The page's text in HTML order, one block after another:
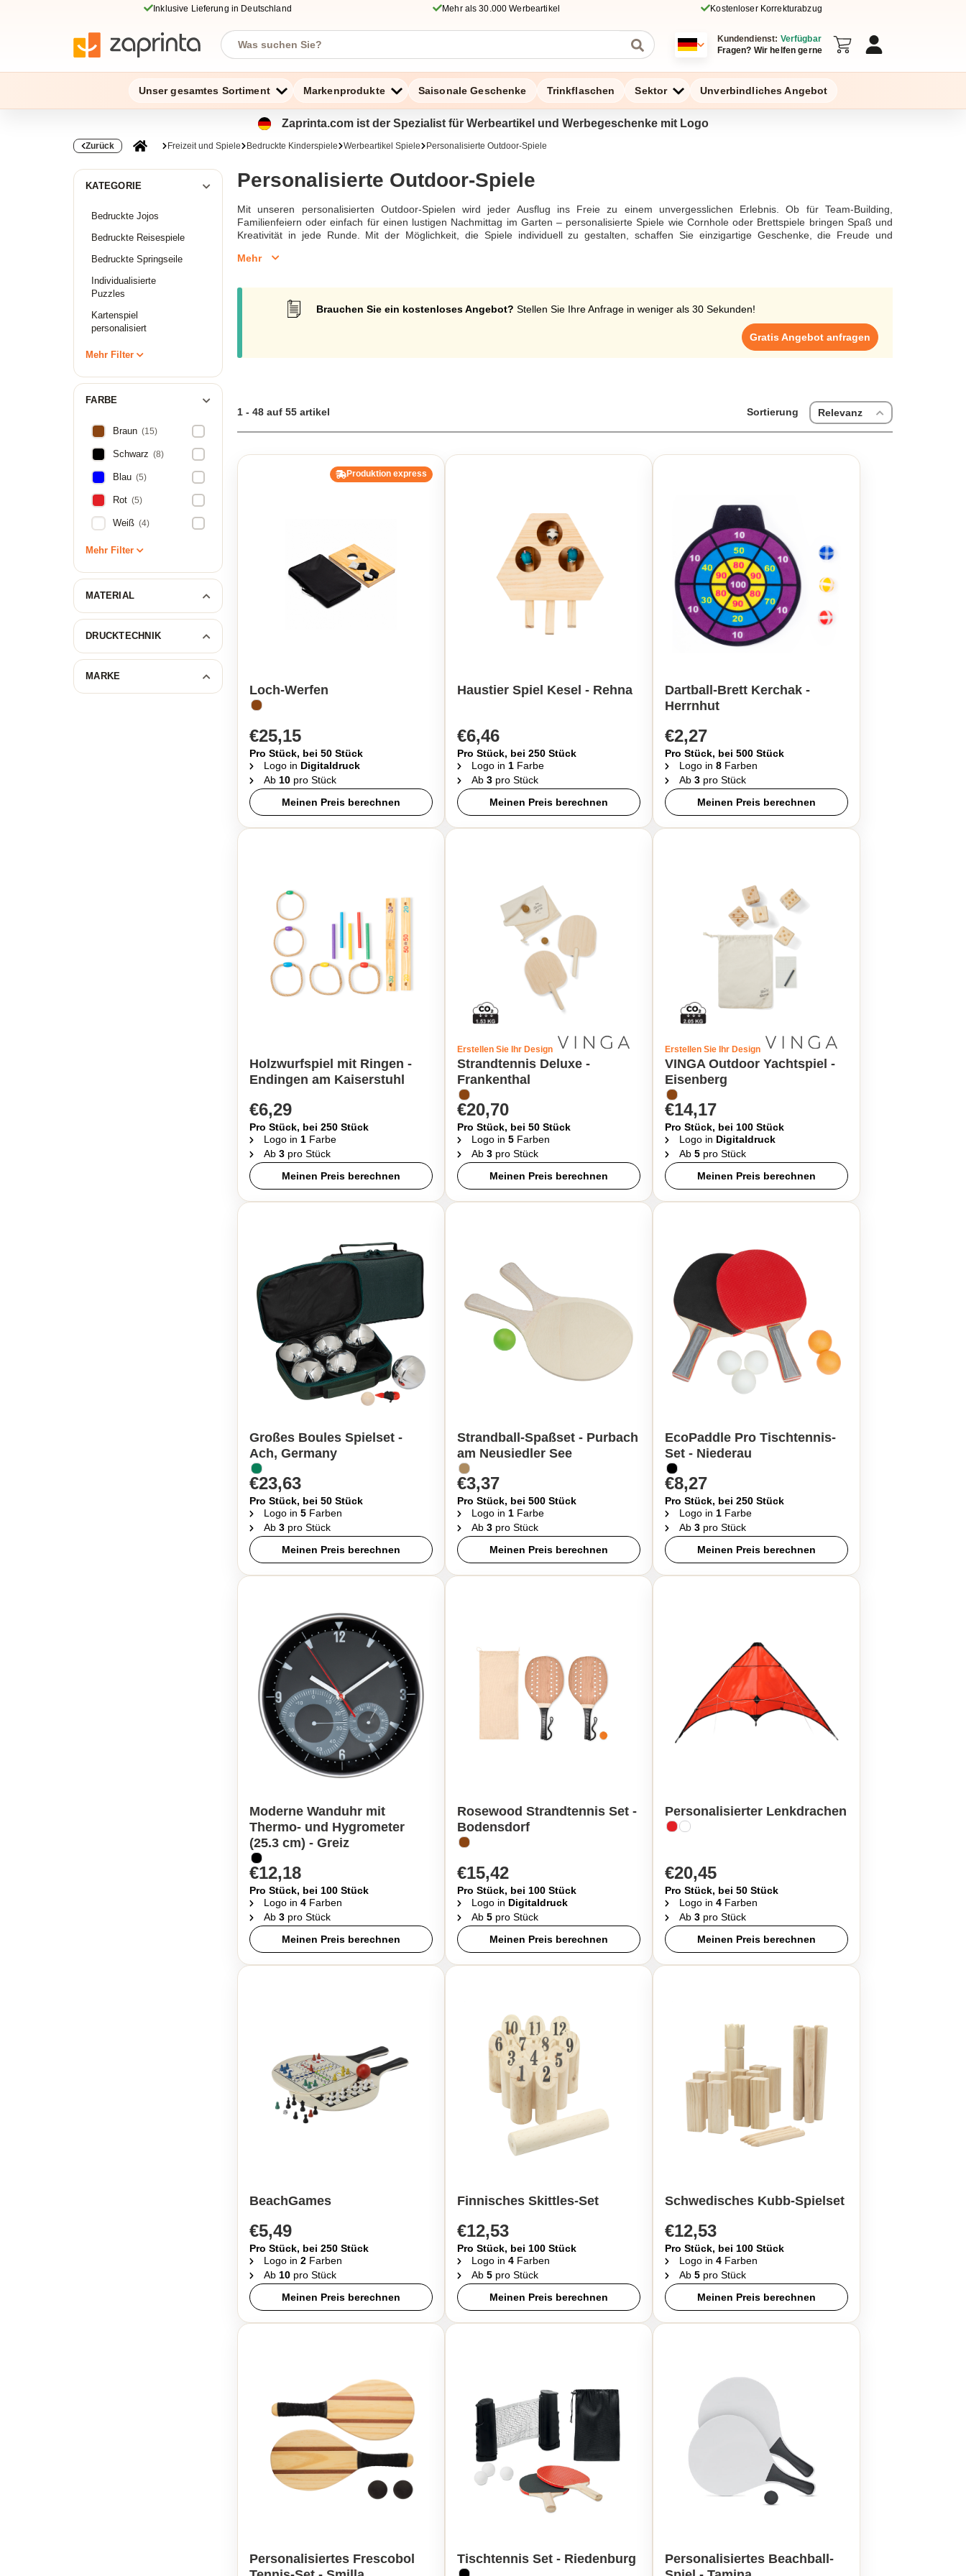
Inklusive Lieferung in Deutschland Mehr als 30.000 Werbeartikel Kostenloser Korrekturabzug
Kundendienst: Verfügbar
Fragen? Wir helfen gerne
Unser gesamtes Sortiment Markenprodukte Saisonale Geschenke Trinkflaschen Sektor Unverbindliches Angebot
Zaprinta.com ist der Spezialist für Werbeartikel und Werbegeschenke mit Logo
Zurück Freizeit und Spiele Bedruckte Kinderspiele Werbeartikel Spiele Personalisierte Outdoor-Spiele
KATEGORIE
Bedruckte Jojos
Bedruckte Reisespiele
Bedruckte Springseile
Individualisierte
Puzzles
Kartenspiel
personalisiert
Mehr Filter
FARBE
Braun (15)
Schwarz (8)
Blau (5)
Rot (5)
Weiß (4)
Mehr Filter
MATERIAL
DRUCKTECHNIK
MARKE
Personalisierte Outdoor-Spiele
Mit unseren personalisierten Outdoor-Spielen wird jeder Ausflug ins Freie zu einem unvergesslichen Erlebnis. Ob für Team-Building,
Familienfeiern oder einfach für einen lustigen Nachmittag im Garten – personalisierte Spiele wie Cornhole oder Brettspiele bringen Spaß und
Kreativität in jede Runde. Mit der Möglichkeit, die Spiele individuell zu gestalten, schaffen Sie einzigartige Geschenke, die Freude und
Mehr
Brauchen Sie ein kostenloses Angebot? Stellen Sie Ihre Anfrage in weniger als 30 Sekunden!
Gratis Angebot anfragen
1 - 48 auf 55 artikel Sortierung Relevanz
Produktion express
Loch-Werfen
€25,15
Pro Stück, bei 50 Stück
Logo in Digitaldruck
Ab 10 pro Stück
Meinen Preis berechnen
Haustier Spiel Kesel - Rehna
€6,46
Pro Stück, bei 250 Stück
Logo in 1Farbe
Ab 3pro Stück
Meinen Preis berechnen
Dartball-Brett Kerchak -
Herrnhut
€2,27
Pro Stück, bei 500 Stück
Logo in 8Farben
Ab 3pro Stück
Meinen Preis berechnen
Holzwurfspiel mit Ringen -
Endingen am Kaiserstuhl
€6,29
Pro Stück, bei 250 Stück
Logo in 1 Farbe
Ab 3 pro Stück
Meinen Preis berechnen
Erstellen Sie Ihr Design
Strandtennis Deluxe -
Frankenthal
€20,70
Pro Stück, bei 50 Stück
Logo in 5Farben
Ab 3pro Stück
Meinen Preis berechnen
Erstellen Sie Ihr Design
VINGA Outdoor Yachtspiel -
Eisenberg
€14,17
Pro Stück, bei 100 Stück
Logo in Digitaldruck
Ab 5pro Stück
Meinen Preis berechnen
Großes Boules Spielset -
Ach, Germany
€23,63
Pro Stück, bei 50 Stück
Logo in 5 Farben
Ab 3 pro Stück
Meinen Preis berechnen
Strandball-Spaßset - Purbach
am Neusiedler See
€3,37
Pro Stück, bei 500 Stück
Logo in 1Farbe
Ab 3pro Stück
Meinen Preis berechnen
EcoPaddle Pro Tischtennis-
Set - Niederau
€8,27
Pro Stück, bei 250 Stück
Logo in 1Farbe
Ab 3pro Stück
Meinen Preis berechnen
Moderne Wanduhr mit
Thermo- und Hygrometer
(25.3 cm) - Greiz
€12,18
Pro Stück, bei 100 Stück
Logo in 4 Farben
Ab 3 pro Stück
Meinen Preis berechnen
Rosewood Strandtennis Set -
Bodensdorf
€15,42
Pro Stück, bei 100 Stück
Logo in Digitaldruck
Ab 5pro Stück
Meinen Preis berechnen
Personalisierter Lenkdrachen
€20,45
Pro Stück, bei 50 Stück
Logo in 4Farben
Ab 3pro Stück
Meinen Preis berechnen
BeachGames
€5,49
Pro Stück, bei 250 Stück
Logo in 2 Farben
Ab 10 pro Stück
Meinen Preis berechnen
Finnisches Skittles-Set
€12,53
Pro Stück, bei 100 Stück
Logo in 4Farben
Ab 5pro Stück
Meinen Preis berechnen
Schwedisches Kubb-Spielset
€12,53
Pro Stück, bei 100 Stück
Logo in 4Farben
Ab 5pro Stück
Meinen Preis berechnen
Personalisiertes Frescobol
Tischtennis Set - Riedenburg
Personalisiertes Beachball-